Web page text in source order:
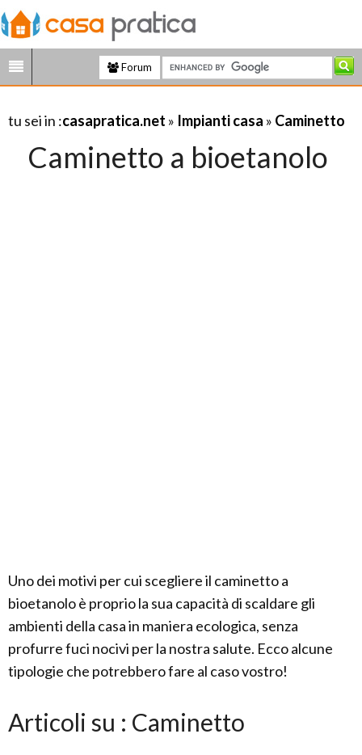
Forum
tu sei in :casapratica.net » Impianti casa » Caminetto
Caminetto a bioetanolo
Uno dei motivi per cui scegliere il caminetto a
bioetanolo è proprio la sua capacità di scaldare gli
ambienti della casa in maniera ecologica, senza
profurre fuci nocivi per la nostra salute. Ecco alcune
tipologie che potrebbero fare al caso vostro!
Articoli su : Caminetto